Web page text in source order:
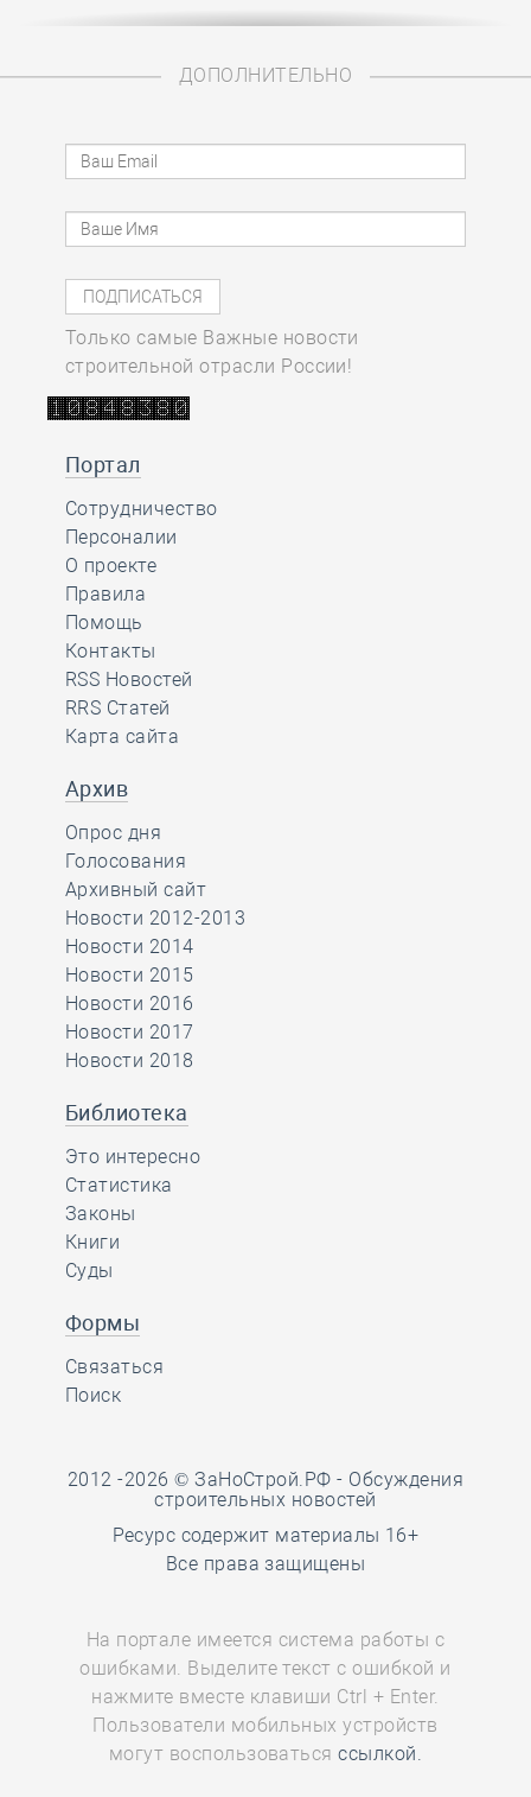
ДОПОЛНИТЕЛЬНО
Только самые Важные новости
строительной отрасли России!
Портал
Сотрудничество
Персоналии
О проекте
Правила
Помощь
Контакты
RSS Новостей
RRS Статей
Карта сайта
Архив
Опрос дня
Голосования
Архивный сайт
Новости 2012-2013
Новости 2014
Новости 2015
Новости 2016
Новости 2017
Новости 2018
Библиотека
Это интересно
Статистика
Законы
Книги
Суды
Формы
Связаться
Поиск
2012 -2026 © ЗаНоСтрой.РФ - Обсуждения
строительных новостей
Ресурс содержит материалы 16+
Все права защищены
На портале имеется система работы с
ошибками. Выделите текст с ошибкой и
нажмите вместе клавиши Ctrl + Enter.
Пользователи мобильных устройств
могут воспользоватьсяссылкой.